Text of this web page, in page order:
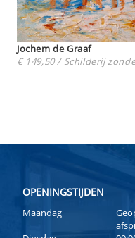
Jochem de Graaf
€ 149,50 / Schilderij
OPENINGSTIJDEN
Maandag